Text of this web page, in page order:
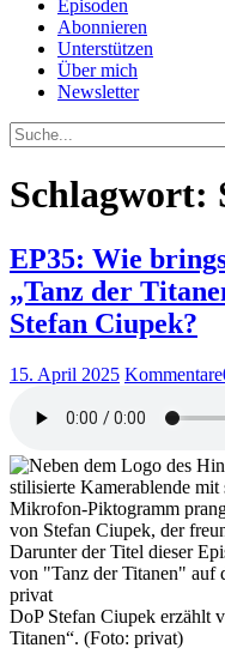
Episoden
Abonnieren
Unterstützen
Über mich
Newsletter
Suche
Schlagwort:
EP35: Wie
„Tanz der
Stefan Ciupek?
15. April 2025 Kommentare
DoP Stefan Ciupek erzählt
Titanen“. (Foto: privat)